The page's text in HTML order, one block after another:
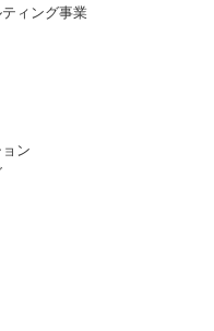
ィング事業
ン